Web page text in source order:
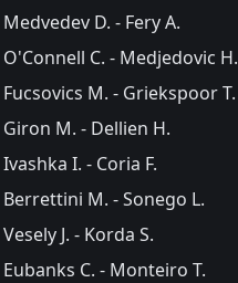
Medvedev D. - Fery A.
O'Connell C. - Medjedovic H.
Fucsovics M. - Griekspoor T.
Giron M. - Dellien H.
Ivashka I. - Coria F.
Berrettini M. - Sonego L.
Vesely J. - Korda S.
Eubanks C. - Monteiro T.